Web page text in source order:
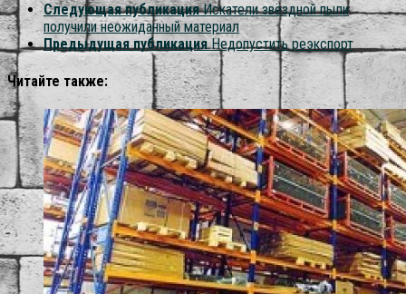
Следующая публикация Искатели звёздной пыли
получили неожиданный материал
Предыдущая публикация Недопустить реэкспорт
Читайте также: